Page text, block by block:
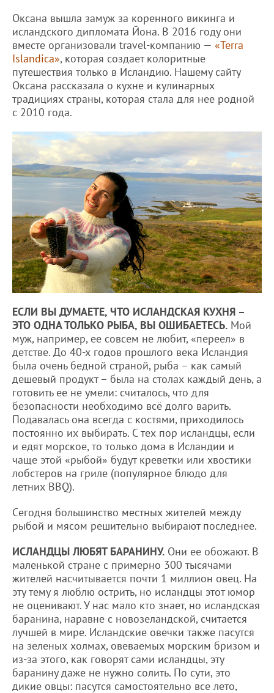
Оксана вышла замуж за коренного викинга и
исландского дипломата Йона. В 2016 году они
вместе организовали travel-компанию — «Terra
Islandica», которая создает колоритные
путешествия только в Исландию. Нашему сайту
Оксана рассказала о кухне и кулинарных
традициях страны, которая стала для нее родной
с 2010 года.
ЕСЛИ ВЫ ДУМАЕТЕ, ЧТО ИСЛАНДСКАЯ КУХНЯ –
ЭТО ОДНА ТОЛЬКО РЫБА, ВЫ ОШИБАЕТЕСЬ. Мой
муж, например, ее совсем не любит, «переел» в
детстве. До 40-х годов прошлого века Исландия
была очень бедной страной, рыба – как самый
дешевый продукт – была на столах каждый день, а
готовить ее не умели: считалось, что для
безопасности необходимо всё долго варить.
Подавалась она всегда с костями, приходилось
постоянно их выбирать. С тех пор исландцы, если
и едят морское, то только дома в Исландии и
чаще этой «рыбой» будут креветки или хвостики
лобстеров на гриле (популярное блюдо для
летних BBQ).
Cегодня большинство местных жителей между
рыбой и мясом решительно выбирают последнее.
ИСЛАНДЦЫ ЛЮБЯТ БАРАНИНУ. Они ее обожают. В
маленькой стране с примерно 300 тысячами
жителей насчитывается почти 1 миллион овец. На
эту тему я люблю острить, но исландцы этот юмор
не оценивают. У нас мало кто знает, но исландская
баранина, наравне с новозеландской, считается
лучшей в мире. Исландские овечки также пасутся
на зеленых холмах, овеваемых морским бризом и
из-за этого, как говорят сами исландцы, эту
баранину даже не нужно солить. По сути, это
дикие овцы: пасутся самостоятельно все лето,